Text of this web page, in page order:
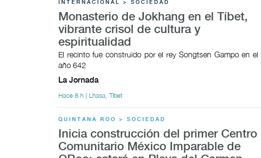
INTERNACIONAL > SOCIEDAD
Monasterio de Jokhang en el Tíbet,
vibrante crisol de cultura y
espiritualidad
El recinto fue construido por el rey Songtsen Gampo en el
año 642
La Jornada
Hace 8 h | Lhasa, Tíbet
QUINTANA ROO > SOCIEDAD
Inicia construcción del primer Centro
Comunitario México Imparable de